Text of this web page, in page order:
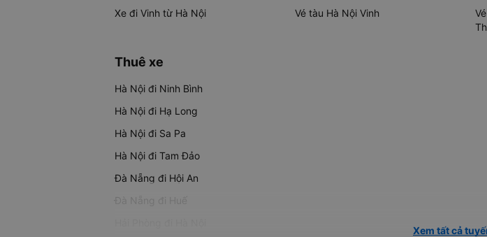
Xe đi Vinh từ Hà Nội
Vé tàu Hà Nội Vinh
Thuê xe
Hà Nội đi Ninh Bình
Hà Nội đi Hạ Long
Hà Nội đi Sa Pa
Hà Nội đi Tam Đảo
Đà Nẵng đi Hội An
Đà Nẵng đi Huế
Xem tất cả